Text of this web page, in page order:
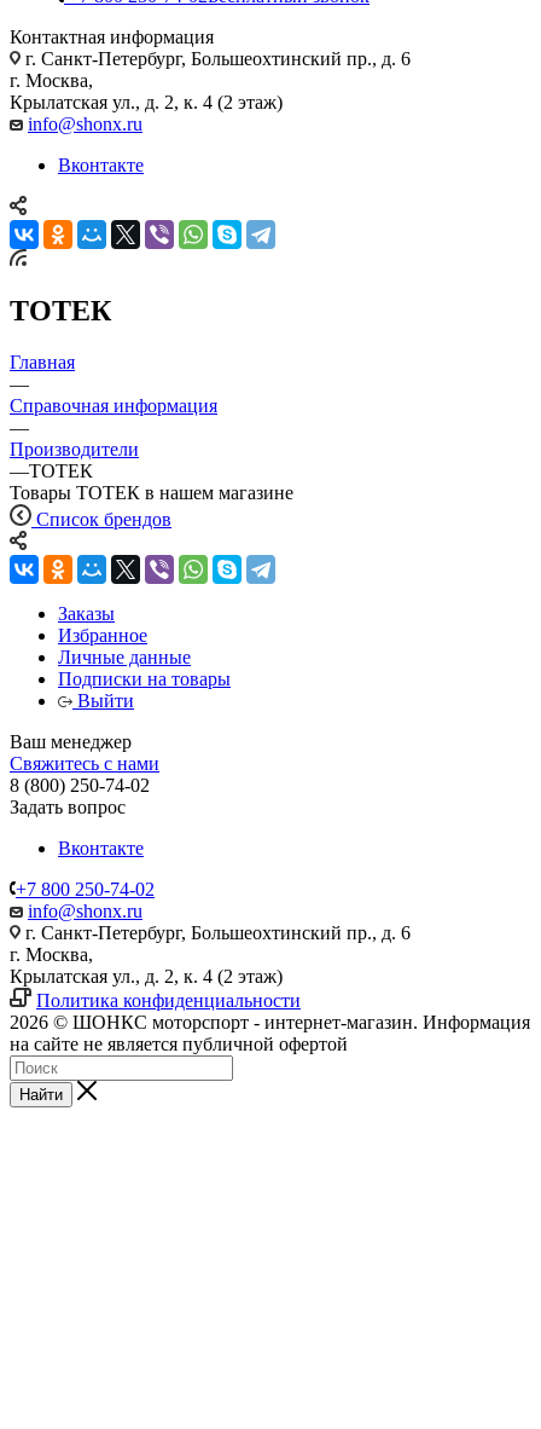
Контактная информация
г. Санкт-Петербург, Большеохтинский пр., д. 6
г. Москва,
Крылатская ул., д. 2, к. 4 (2 этаж)
info@shonx.ru
Вконтакте
ТОТЕК
Главная
—
Справочная информация
—
Производители
—ТОТЕК
Товары ТОТЕК в нашем магазине
Список брендов
Заказы
Избранное
Личные данные
Подписки на товары
Выйти
Ваш менеджер
Свяжитесь с нами
8 (800) 250-74-02
Задать вопрос
Вконтакте
+7 800 250-74-02
info@shonx.ru
г. Санкт-Петербург, Большеохтинский пр., д. 6
г. Москва,
Крылатская ул., д. 2, к. 4 (2 этаж)
Политика конфиденциальности
2026 © ШОНКС моторспорт - интернет-магазин. Информация
на сайте не является публичной офертой
Найти